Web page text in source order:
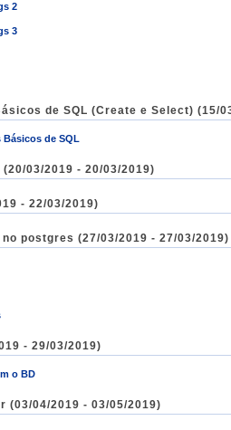
2
3
de SQL (Create e Select) (15/
Básicos de SQL
03/2019 - 20/03/2019)
- 22/03/2019)
postgres (27/03/2019 - 27/03/2019)
- 29/03/2019)
o BD
(03/04/2019 - 03/05/2019)